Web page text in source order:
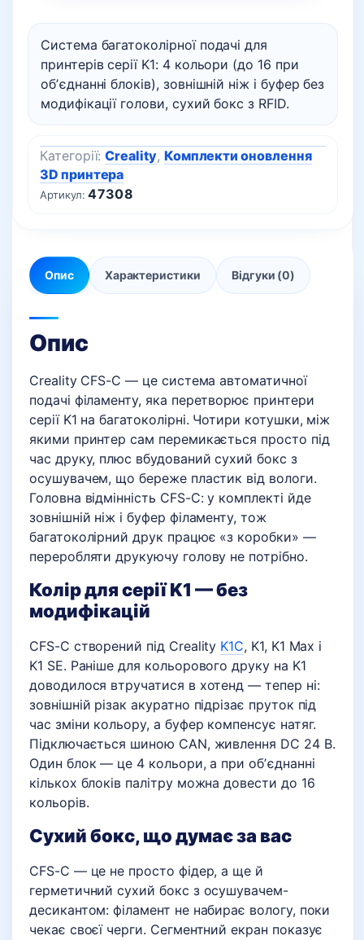
Система багатоколірної подачі для
принтерів серії K1: 4 кольори (до 16 при
обʼєднанні блоків), зовнішній ніж і буфер без
модифікації голови, сухий бокс з RFID.
філаменту
Артикул:47308
Категорії:Creality, Комплекти оновлення
3D принтера
Опис Характеристики Відгуки (0)
Опис
Creality CFS-C — це система автоматичної
подачі філаменту, яка перетворює принтери
серії K1 на багатоколірні. Чотири котушки, між
якими принтер сам перемикається просто під
час друку, плюс вбудований сухий бокс з
осушувачем, що береже пластик від вологи.
Головна відмінність CFS-C: у комплекті йде
зовнішній ніж і буфер філаменту, тож
багатоколірний друк працює «з коробки» —
переробляти друкуючу голову не потрібно.
Колір для серії K1 — без
модифікацій
CFS-C створений під Creality K1C, K1, K1 Max і
K1 SE. Раніше для кольорового друку на K1
доводилося втручатися в хотенд — тепер ні:
зовнішній різак акуратно підрізає пруток під
час зміни кольору, а буфер компенсує натяг.
Підключається шиною CAN, живлення DC 24 В.
Один блок — це 4 кольори, а при обʼєднанні
кількох блоків палітру можна довести до 16
кольорів.
Сухий бокс, що думає за вас
CFS-C — це не просто фідер, а ще й
герметичний сухий бокс з осушувачем-
десикантом: філамент не набирає вологу, поки
чекає своєї черги. Сегментний екран показує